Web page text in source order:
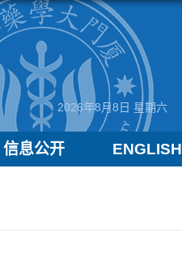
2026年8月8日 星期六
信息公开 ENGLISH